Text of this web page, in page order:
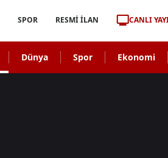
SPOR RESMİ İLAN CANLI
Dünya Spor Ekonomi